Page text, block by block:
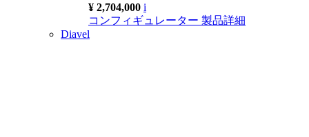
¥ 2,704,000 i
コンフィギュレーター 製品詳細
Diavel